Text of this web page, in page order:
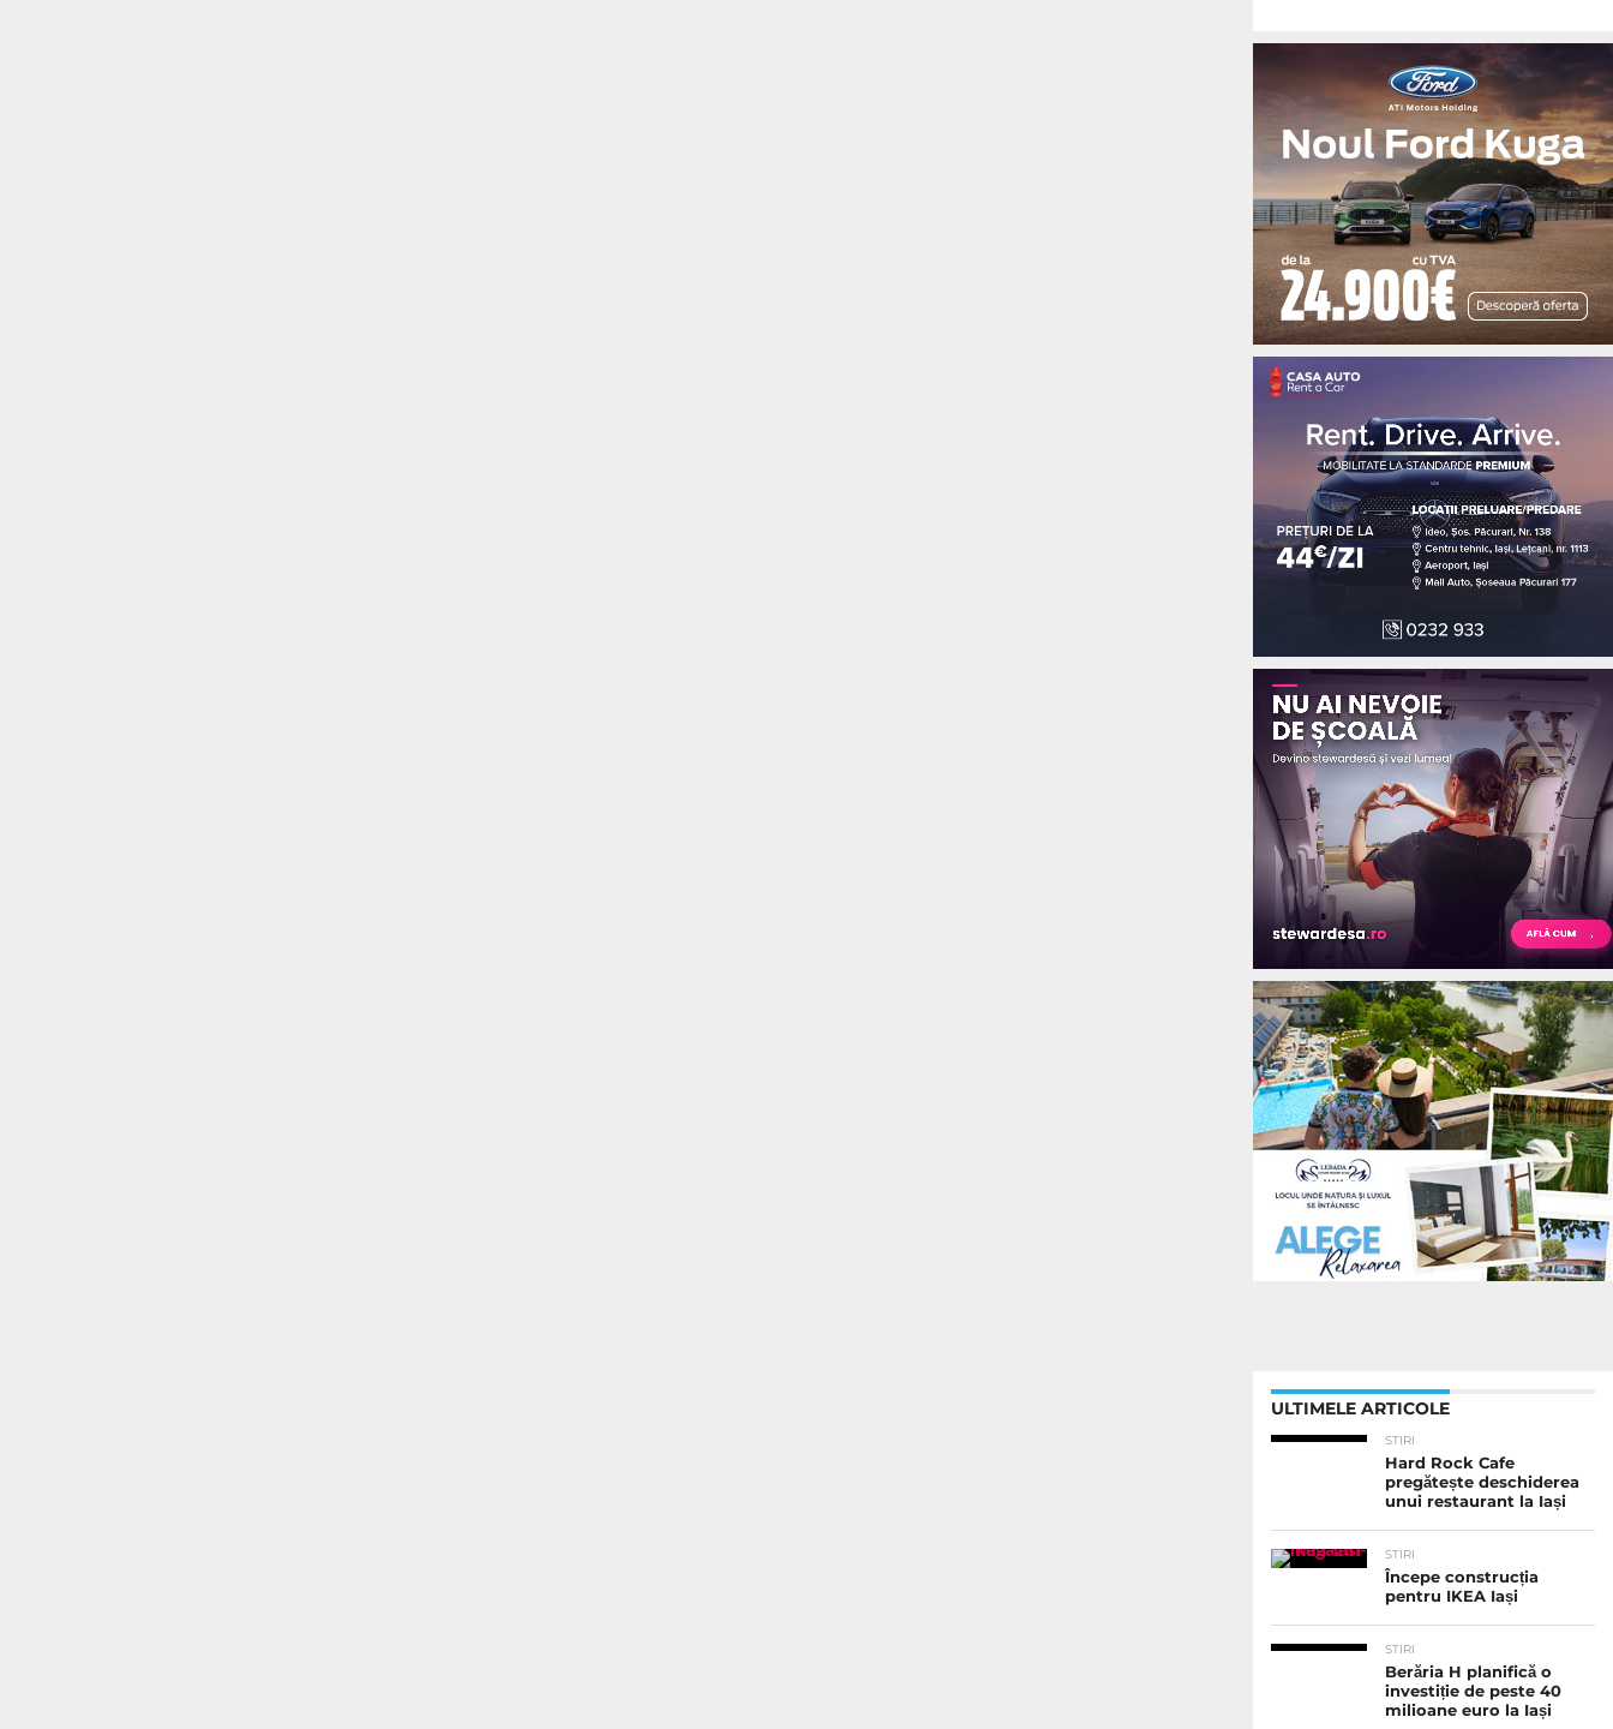
ULTIMELE ARTICOLE
STIRI
Hard Rock Cafe
pregătește deschiderea
unui restaurant la Iași
STIRI
Începe construcția
pentru IKEA Iași
STIRI
Berăria H planifică o
investiție de peste 40
milioane euro la Iași